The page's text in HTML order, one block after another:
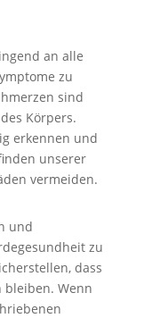
an alle
zu
sind
Körpers.
erkennen und
unserer
vermeiden.
und
zu
dass
bleiben. Wenn